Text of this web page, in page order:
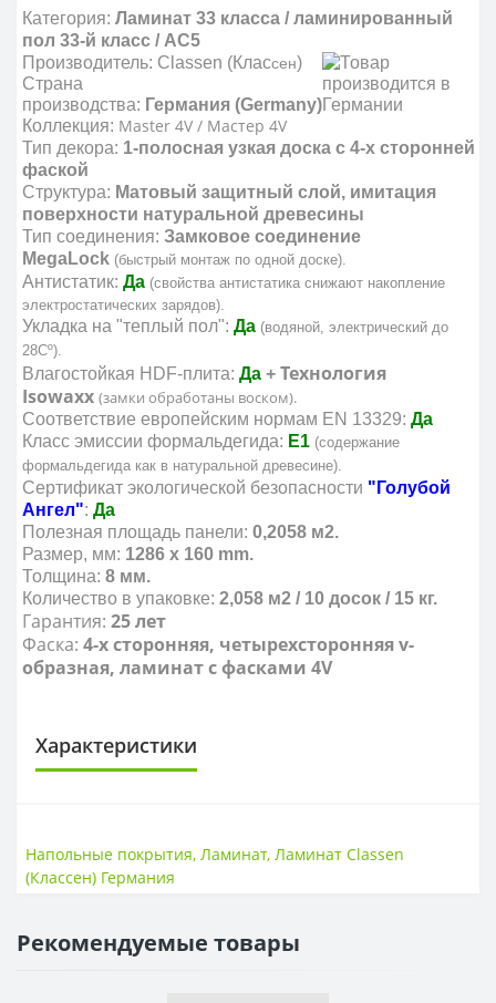
Категория: Ламинат 33 класса / ламинированный
пол 33-й класс / AC5
Производитель: С lassen (Классен)
Страна
производства: Германия (Germany)
Коллекция: Master 4V / Мастер 4V
Тип декора: 1-полосная узкая доска с 4-х сторонней
фаской
Структура: Матовый защитный слой, имитация
поверхности натуральной древесины
Тип соединения: Замковое соединение
MegaLock (быстрый монтаж по одной доске).
Антистатик: Да (свойства антистатика снижают накопление
электростатических зарядов).
Укладка на "теплый пол": Да (водяной, электрический до
28Cº).
Влагостойкая HDF-плита: Да + Технология
Isowaxx (замки обработаны воском).
Соответствие европейским нормам EN 13329: Да
Класс эмиссии формальдегида: E1 (содержание
формальдегида как в натуральной древесине).
Сертификат экологической безопасности "Голубой
Ангел": Да
Полезная площадь панели: 0,2058 м2.
Размер, мм: 1286 х 160 mm.
Толщина: 8 мм.
Количество в упаковке: 2,058 м2 / 10 досок / 15 кг.
Гарантия: 25 лет
Фаска: 4-х сторонняя, четырехсторонняя v-
образная, ламинат с фасками 4V
Характеристики
Класс износостойкости
НАЛИЧИЕ ФАСКИ
Напольные покрытия, Ламинат, Ламинат Classen
(Классен) Германия
Рекомендуемые товары